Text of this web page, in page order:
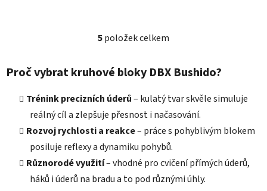
O
l
d
a
c
í
p
r
v
5položek celkem
Proč vybrat kruhové bloky DBX Bushido?
Trénink precizních úderů– kulatý tvar skvěle simuluje
reálný cíl a zlepšuje přesnost i načasování.
Rozvoj rychlosti a reakce– práce s pohyblivým blokem
posiluje reflexy a dynamiku pohybů.
Různorodé využití– vhodné pro cvičení přímých úderů,
háků i úderů na bradu a to pod různými úhly.